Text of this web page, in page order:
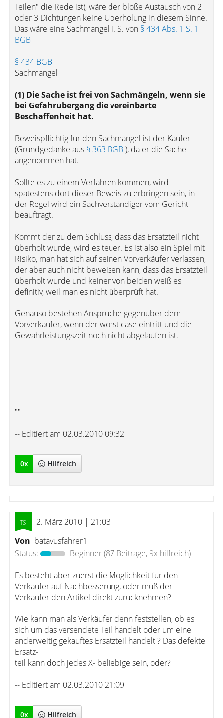
Teilen" die Rede ist), wäre der bloße Austausch von 2
oder 3 Dichtungen keine Überholung in diesem Sinne.
Das wäre eine Sachmangel i. S. von § 434 Abs. 1 S. 1
BGB
§ 434 BGB
Sachmangel
(1) Die Sache ist frei von Sachmängeln, wenn sie
bei Gefahrübergang die vereinbarte
Beschaffenheit hat.
Beweispflichtig für den Sachmangel ist der Käufer
(Grundgedanke aus § 363 BGB), da er die Sache
angenommen hat.
Sollte es zu einem Verfahren kommen, wird
spätestens dort dieser Beweis zu erbringen sein, in
der Regel wird ein Sachverständiger vom Gericht
beauftragt.
Kommt der zu dem Schluss, dass das Ersatzteil nicht
überholt wurde, wird es teuer. Es ist also ein Spiel mit
Risiko, man hat sich auf seinen Vorverkäufer verlassen,
der aber auch nicht beweisen kann, dass das Ersatzteil
überholt wurde und keiner von beiden weiß es
definitiv, weil man es nicht überprüft hat.
Genauso bestehen Ansprüche gegenüber dem
Vorverkäufer, wenn der worst case eintritt und die
Gewährleistungszeit noch nicht abgelaufen ist.
-----------------
""
-- Editiert am 02.03.2010 09:32
0x Hilfreich
2. März 2010 | 21:03
Von batavusfahrer1
Status:
Beginner(87 Beiträge, 9x hilfreich)
Es besteht aber zuerst die Möglichkeit für den
Verkäufer auf Nachbesserung, oder muß der
Verkäufer den Artikel direkt zurücknehmen?
Wie kann man als Verkäufer denn feststellen, ob es
sich um das versendete Teil handelt oder um eine
anderweitig gekauftes Ersatzteil handelt ? Das defekte
Ersatz-
teil kann doch jedes X- beliebige sein, oder?
-- Editiert am 02.03.2010 21:09
0x Hilfreich